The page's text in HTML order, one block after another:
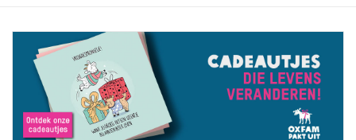
Onze cadeau’s
Wat is Oxfam Pakt Uit?
Contact